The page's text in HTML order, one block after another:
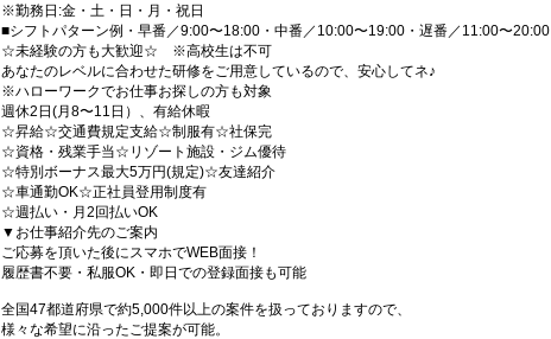
※勤務日:金・土・日・月・祝日
■シフトパターン例・早番／9:00〜18:00・中番／10:00〜19:00・遅番／11:00〜20:00
☆未経験の方も大歓迎☆ ※高校生は不可
あなたのレベルに合わせた研修をご用意しているので、安心してネ♪
※ハローワークでお仕事お探しの方も対象
週休2日(月8〜11日）、有給休暇
☆昇給☆交通費規定支給☆制服有☆社保完
☆資格・残業手当☆リゾート施設・ジム優待
☆特別ボーナス最大5万円(規定)☆友達紹介
☆車通勤OK☆正社員登用制度有
☆週払い・月2回払いOK
▼お仕事紹介先のご案内
ご応募を頂いた後にスマホでWEB面接！
履歴書不要・私服OK・即日での登録面接も可能
全国47都道府県で約5,000件以上の案件を扱っておりますので、
様々な希望に沿ったご提案が可能。